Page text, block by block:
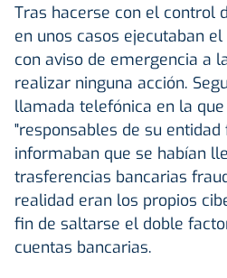
Tras hacerse con el control
en unos casos ejecutaban
con aviso de emergencia a
realizar ninguna acción.
llamada telefónica en la
"responsables de su entidad
informaban que se habían
trasferencias bancarias
realidad eran los propios
fin de saltarse el doble
cuentas bancarias.